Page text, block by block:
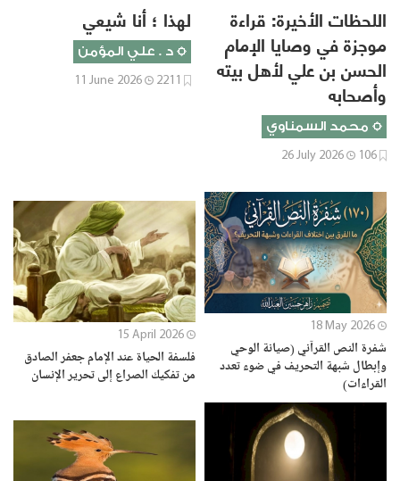
اللحظات الأخيرة: قراءة
موجزة في وصايا الإمام
الحسن بن علي لأهل بيته
وأصحابه
محمد السمناوي
106
26 July 2026
لهذا ؛ أنا شيعي
د . علي المؤمن
2211
11 June 2026
18 May 2026
شفرة النص القرآني (صيانة الوحي
وإبطال شبهة التحريف في ضوء تعدد
القراءات)
15 April 2026
فلسفة الحياة عند الإمام جعفر الصادق
من تفكيك الصراع إلى تحرير الإنسان